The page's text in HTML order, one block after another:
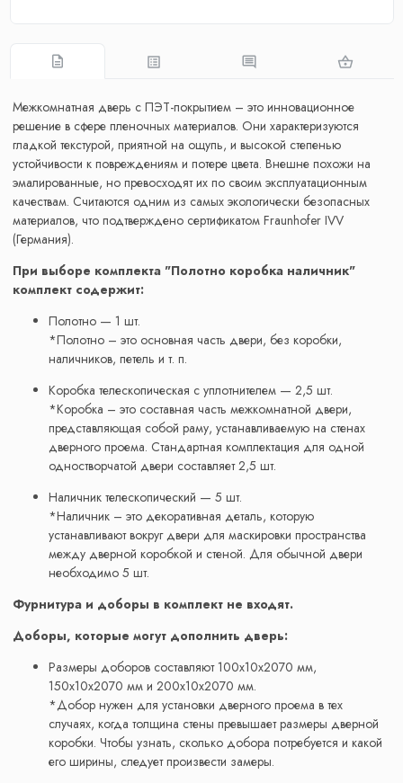
Межкомнатная дверь с ПЭТ-покрытием – это инновационное
решение в сфере пленочных материалов. Они характеризуются
гладкой текстурой, приятной на ощупь, и высокой степенью
устойчивости к повреждениям и потере цвета. Внешне похожи на
эмалированные, но превосходят их по своим эксплуатационным
качествам. Считаются одним из самых экологически безопасных
материалов, что подтверждено сертификатом Fraunhofer IVV
(Германия).
При выборе комплекта "Полотно коробка наличник"
комплект содержит:
Полотно — 1 шт.
*Полотно – это основная часть двери, без коробки,
наличников, петель и т. п.
Коробка телескопическая с уплотнителем — 2,5 шт.
*Коробка – это составная часть межкомнатной двери,
представляющая собой раму, устанавливаемую на стенах
дверного проема. Стандартная комплектация для одной
одностворчатой двери составляет 2,5 шт.
Наличник телескопический — 5 шт.
*Наличник – это декоративная деталь, которую
устанавливают вокруг двери для маскировки пространства
между дверной коробкой и стеной. Для обычной двери
необходимо 5 шт.
Фурнитура и доборы в комплект не входят.
Доборы, которые могут дополнить дверь:
Размеры доборов составляют 100x10x2070 мм,
150x10x2070 мм и 200x10x2070 мм.
*Добор нужен для установки дверного проема в тех
случаях, когда толщина стены превышает размеры дверной
коробки. Чтобы узнать, сколько добора потребуется и какой
его ширины, следует произвести замеры.